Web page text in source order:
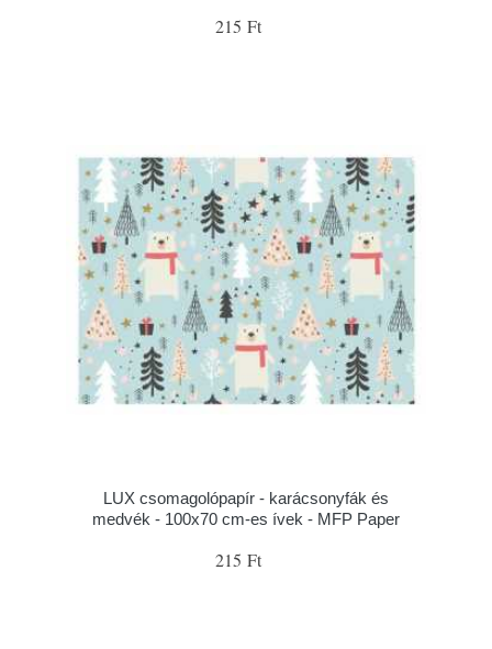
215 Ft
LUX csomagolópapír - karácsonyfák és
medvék - 100x70 cm-es ívek - MFP Paper
215 Ft